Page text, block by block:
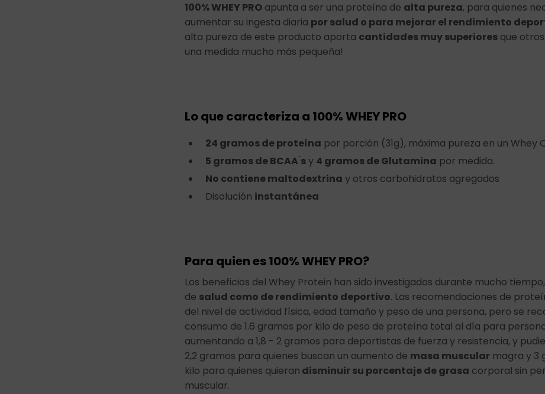
100% WHEY PRO apunta a ser una proteína de alta pureza, para quienes
aumentar su ingesta diaria por salud o para mejorar el rendimiento
alta pureza de este producto aporta cantidades muy superiores que
una medida mucho más pequeña!
Lo que caracteriza a 100% WHEY PRO
24 gramos de proteína por porción (31g), máxima pureza en un Whey
5 gramos de BCAA ́sy 4 gramos de Glutamina por medida.
No contiene maltodextrina y otros carbohidratos agregados
Disolución instantánea
Para quien es 100% WHEY PRO?
Los beneficios del Whey Protein han sido investigados durante mucho
de salud como de rendimiento deportivo. Las recomendaciones de
del nivel de actividad física, edad tamaño y peso de una persona, pero se
consumo de 1.6 gramos por kilo de peso de proteína total al día para
aumentando a 1,8 - 2 gramos para deportistas de fuerza y resistencia, y
2,2 gramos para quienes buscan un aumento de masa muscular magra y 3
kilo para quienes quieran disminuir su porcentaje de grasa corporal sin
muscular.